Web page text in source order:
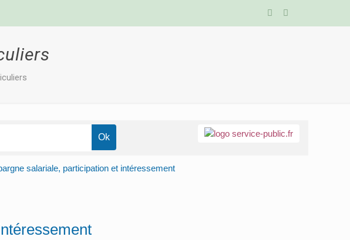
salariale, participation et intéressement